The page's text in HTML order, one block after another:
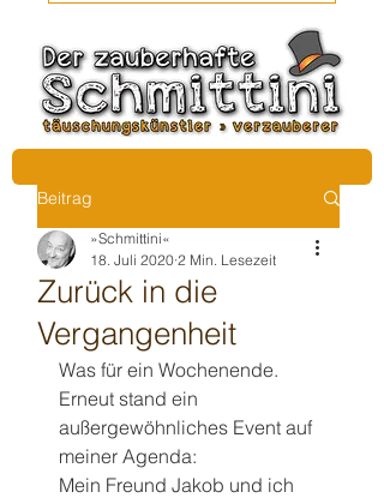
Beitrag
Zurück in die
Vergangenheit
»Schmittini«
18. Juli 2020 2 Min. Lesezeit
Was für ein Wochenende.
Erneut stand ein
außergewöhnliches Event auf
meiner Agenda:
Mein Freund Jakob und ich